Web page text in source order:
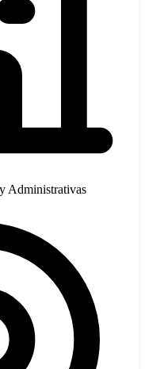
Administrativas